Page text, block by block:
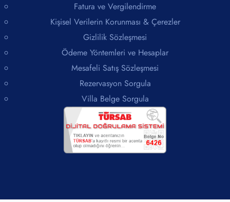
Fatura ve Vergilendirme
Kişisel Verilerin Korunması & Çerezler
Gizlilik Sözleşmesi
Ödeme Yöntemleri ve Hesaplar
Mesafeli Satış Sözleşmesi
Rezervasyon Sorgula
Villa Belge Sorgula